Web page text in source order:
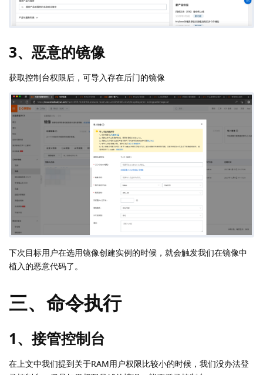
3、恶意的镜像
获取控制台权限后，可导入存在后门的镜像
下次目标用户在选用镜像创建实例的时候，就会触发我们在镜像中
植入的恶意代码了。
三、命令执行
1、接管控制台
在上文中我们提到关于RAM用户权限比较小的时候，我们没办法登